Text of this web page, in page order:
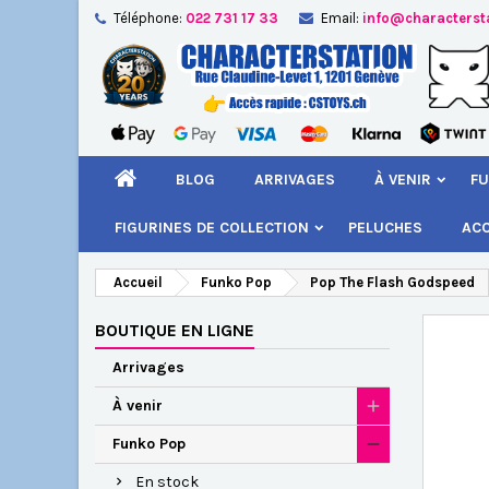
Téléphone: 022 731 17 33 Email:
BLOG ARRIVAGES À VENIR
FIGURINES DE COLLECTION PELUCHES
Accueil Funko Pop Pop The Flash Godspeed
BOUTIQUE EN LIGNE
Arrivages
À venir
Funko Pop
En stock